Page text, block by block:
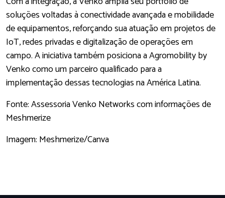
soluções voltadas à conectividade avançada e mobilidade
de equipamentos, reforçando sua atuação em projetos de
IoT, redes privadas e digitalização de operações em
campo. A iniciativa também posiciona a Agromobility by
Venko como um parceiro qualificado para a
implementação dessas tecnologias na América Latina.
Fonte: Assessoria Venko Networks com informações de
Meshmerize
Imagem: Meshmerize/Canva